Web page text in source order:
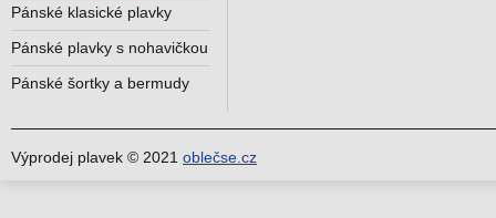
Pánské klasické plavky
Pánské plavky s nohavičkou
Pánské šortky a bermudy
Výprodej plavek © 2021 oblečse.cz